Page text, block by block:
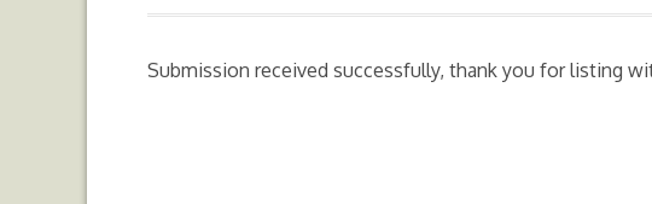
Submission received successfully, thank you for listing